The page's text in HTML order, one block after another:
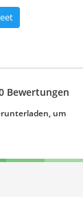
Bewertungen
um